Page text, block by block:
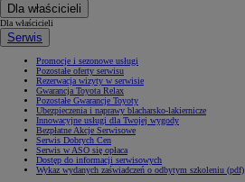
Dla właścicieli
Dla właścicieli
Serwis
Promocje i sezonowe usługi
Pozostałe oferty serwisu
Rezerwacja wizyty w serwisie
Gwarancja Toyota Relax
Pozostałe Gwarancje Toyoty
Ubezpieczenia i naprawy blacharsko-lakiernicze
Innowacyjne usługi dla Twojej wygody
Bezpłatne Akcje Serwisowe
Serwis Dobrych Cen
Serwis w ASO się opłaca
Dostęp do informacji serwisowych
Wykaz wydanych zaświadczeń o odbytym szkoleniu (pdf)